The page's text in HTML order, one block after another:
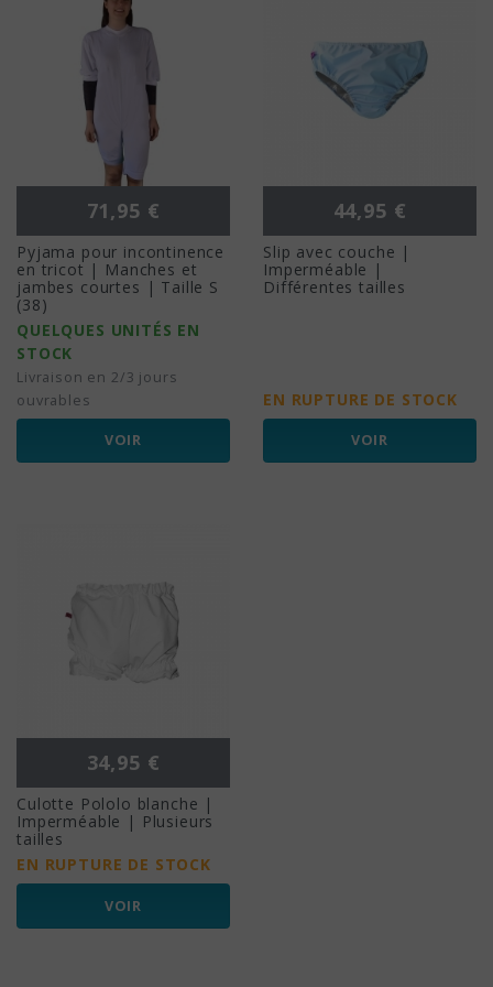
Prix
71,95 €
Pyjama pour incontinence
en tricot | Manches et
jambes courtes | Taille S
(38)
QUELQUES UNITÉS EN
STOCK
Livraison en 2/3 jours
ouvrables
VOIR
Prix
44,95 €
Slip avec couche |
Imperméable |
Différentes tailles
EN RUPTURE DE STOCK
VOIR
Prix
34,95 €
Culotte Pololo blanche |
Imperméable | Plusieurs
tailles
EN RUPTURE DE STOCK
VOIR